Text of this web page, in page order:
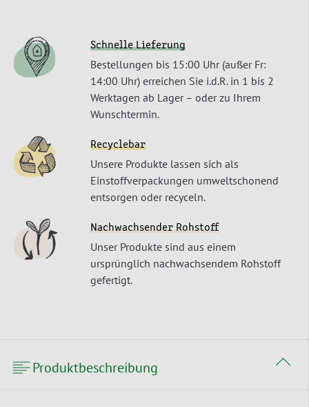
Schnelle Lieferung
Bestellungen bis 15:00 Uhr (außer Fr:
14:00 Uhr) erreichen Sie i.d.R. in 1 bis 2
Werktagen ab Lager – oder zu Ihrem
Wunschtermin.
Recyclebar
Unsere Produkte lassen sich als
Einstoffverpackungen umweltschonend
entsorgen oder recyceln.
Nachwachsender Rohstoff
Unser Produkte sind aus einem
ursprünglich nachwachsendem Rohstoff
gefertigt.
Produktbeschreibung